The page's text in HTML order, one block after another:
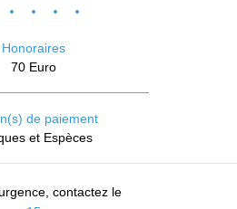
Honoraires
70 Euro
de paiement
et Espèces
contactez le